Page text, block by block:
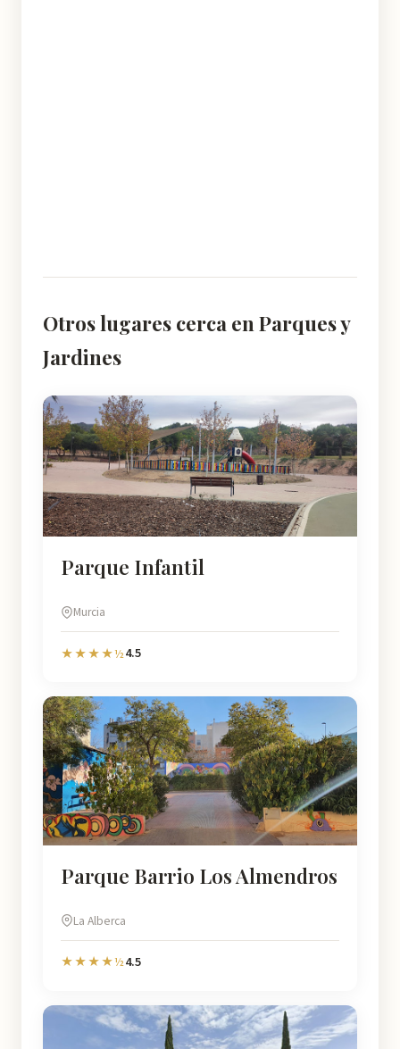
Otros lugares cerca en Parques y
Jardines
Parque Infantil
Murcia
★★★★½4.5
Parque Barrio Los Almendros
La Alberca
★★★★½4.5